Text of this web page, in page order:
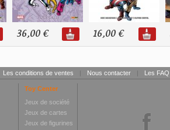
36,00 € 16,00 €
Les conditions de ventes | Nous contacter | Les FAQ
Toy Center
Jeux de société
Jeux de cartes
Jeux de figurines